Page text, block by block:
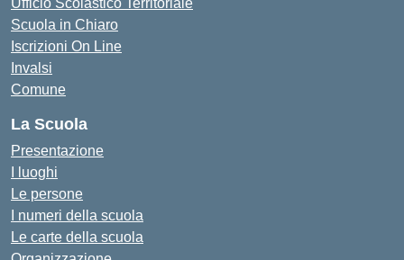
Ufficio Scolastico Territoriale
Scuola in Chiaro
Iscrizioni On Line
Invalsi
Comune
La Scuola
Presentazione
I luoghi
Le persone
I numeri della scuola
Le carte della scuola